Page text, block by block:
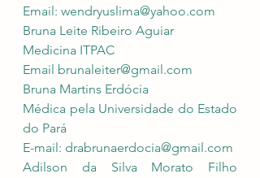
Email: wendryuslima@yahoo.com
Bruna Leite Ribeiro Aguiar
Medicina ITPAC
Email brunaleiter@gmail.com
Bruna Martins Erdócia
Médica pela Universidade do Estado
do Pará
E-mail: drabrunaerdocia@gmail.com
Adilson da Silva Morato Filho